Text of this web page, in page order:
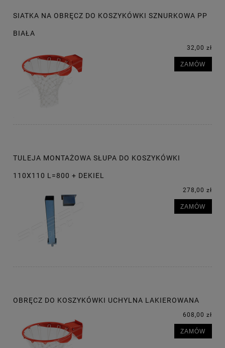
SIATKA NA OBRĘCZ DO KOSZYKÓWKI SZNURKOWA PP
BIAŁA
32,00 zł
ZAMÓW
TULEJA MONTAŻOWA SŁUPA DO KOSZYKÓWKI
110X110 L=800 + DEKIEL
278,00 zł
ZAMÓW
OBRĘCZ DO KOSZYKÓWKI UCHYLNA LAKIEROWANA
608,00 zł
ZAMÓW